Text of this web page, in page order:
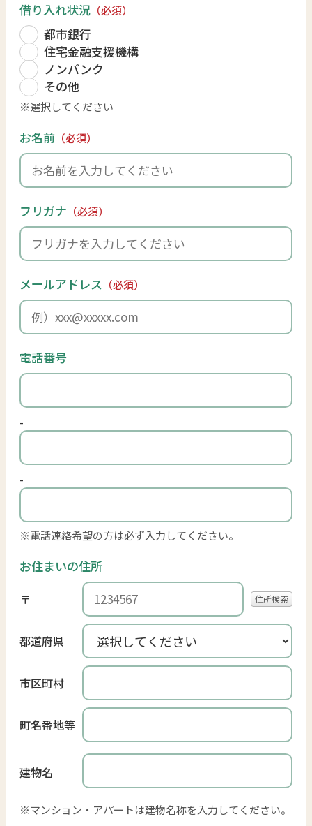
借り入れ状況 （必須）
都市銀行
住宅金融支援機構
ノンバンク
その他
選択してください
お名前 （必須）
フリガナ （必須）
メールアドレス （必須）
電話番号
-
-
電話連絡希望の方は必ず入力してください。
お住まいの住所
〒 住所検索
都道府県
市区町村
町名番地等
建物名
マンション・アパートは建物名称を入力してください。